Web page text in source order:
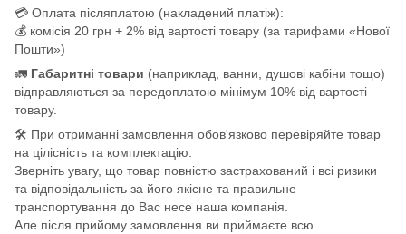
💳 Оплата післяплатою (накладений платіж):
💰 комісія 20 грн + 2% від вартості товару (за тарифами «Нової
Пошти»)
🚛 Габаритні товари (наприклад, ванни, душові кабіни тощо)
відправляються за передоплатою мінімум 10% від вартості
товару.
🛠️ При отриманні замовлення обов'язково перевіряйте товар
на цілісність та комплектацію.
Зверніть увагу, що товар повністю застрахований і всі ризики
та відповідальність за його якісне та правильне
транспортування до Вас несе наша компанія.
Але після прийому замовлення ви приймаєте всю